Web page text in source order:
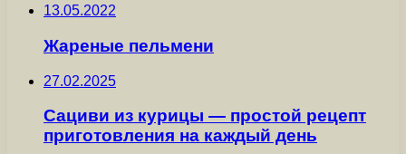
13.05.2022
Жареные пельмени
27.02.2025
Сациви из курицы — простой рецепт
приготовления на каждый день